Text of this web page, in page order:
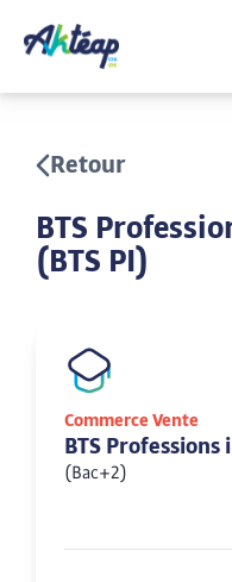
Retour
BTS
(BTS PI)
Commerce Vente
BTS
(Bac+2)